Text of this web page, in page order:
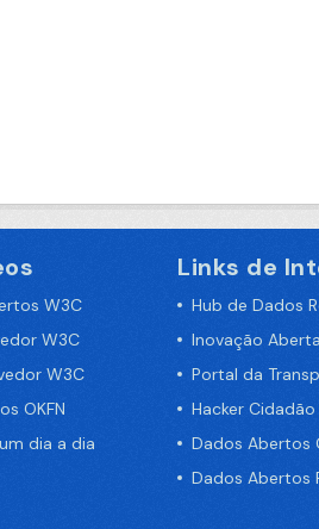
W3C
W3C
W3C
OKFN
dia a dia
Links de
Hub de Dados
Inovação
Portal da
Hacker Cidadão
Dados Abertos
Dados Abertos